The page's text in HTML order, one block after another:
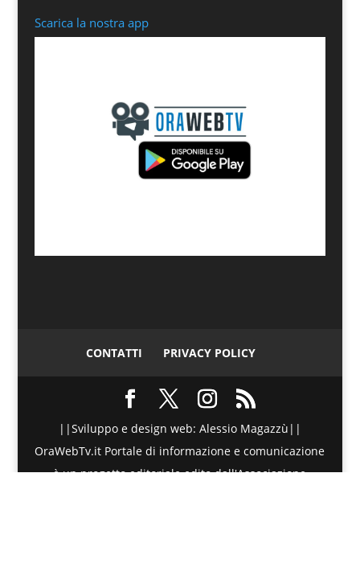
Scarica la nostra app
CONTATTI PRIVACY POLICY
||Sviluppo e design web: Alessio Magazzù||
OraWebTv.it Portale di informazione e comunicazione
è un progetto editoriale edito dall'Associazione